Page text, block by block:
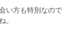
い方も特別なので
。